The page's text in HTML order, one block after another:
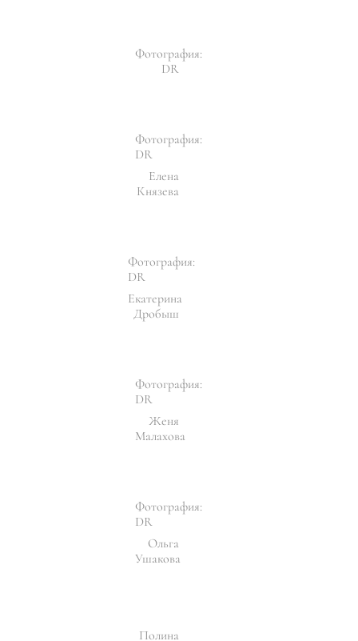
Фотография:
DR
Фотография:
DR
Елена
Князева
Фотография:
DR
Екатерина
Дробыш
Фотография:
DR
Женя
Малахова
Фотография:
DR
Ольга
Ушакова
Полина